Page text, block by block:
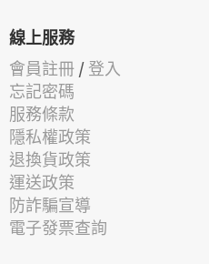
線上服務
會員註冊 / 登入
忘記密碼
服務條款
隱私權政策
退換貨政策
運送政策
防詐騙宣導
電子發票查詢